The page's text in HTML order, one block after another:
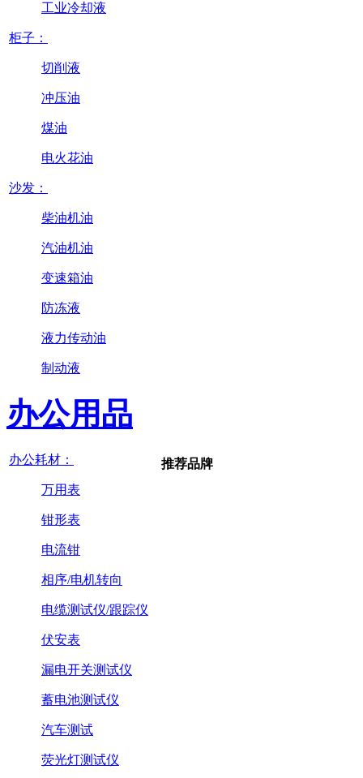
工业冷却液
柜子：
切削液
冲压油
煤油
电火花油
沙发：
柴油机油
汽油机油
变速箱油
防冻液
液力传动油
制动液
办公用品
办公耗材：
万用表
钳形表
电流钳
相序/电机转向
电缆测试仪/跟踪仪
伏安表
漏电开关测试仪
蓄电池测试仪
汽车测试
荧光灯测试仪
推荐品牌